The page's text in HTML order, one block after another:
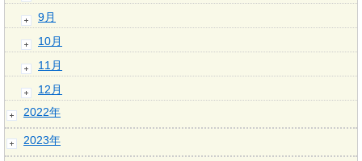
9月
10月
11月
12月
2022年
2023年